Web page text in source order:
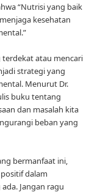
“Nutrisi yang baik
kesehatan
atau mencari
strategi yang
Menurut Dr.
buku tentang
dan masalah kita
beban yang
bermanfaat ini,
dalam
Jangan ragu